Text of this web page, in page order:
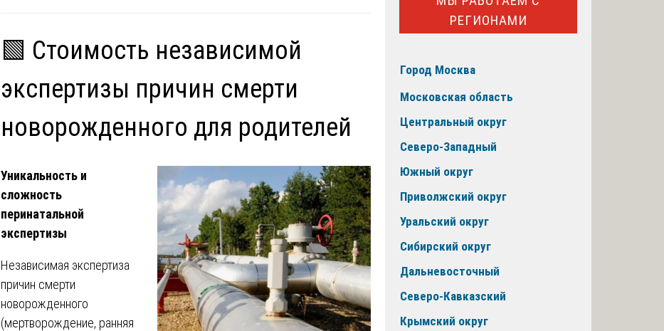
🟩 Стоимость независимой
экспертизы причин смерти
новорожденного для родителей
Уникальность и
сложность
перинатальной
экспертизы
Независимая экспертиза
причин смерти
новорожденного
(мертворождение, ранняя
РЕГИОНАМИ
Город Москва
Московская область
Центральный округ
Северо-Западный
Южный округ
Приволжский округ
Уральский округ
Сибирский округ
Дальневосточный
Северо-Кавказский
Крымский округ